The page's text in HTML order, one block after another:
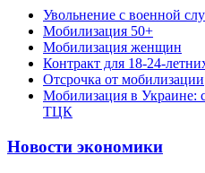
Увольнение с военной
Мобилизация 50+
Мобилизация женщин
Контракт для 18-24-
Отсрочка от мобилизации
Мобилизация в Украине:
ТЦК
Новости экономики